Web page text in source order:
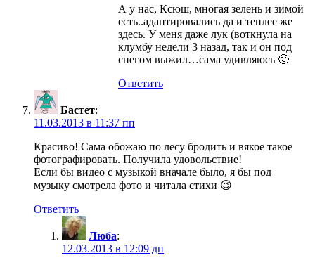
А у нас, Ксюш, многая зелень и зимой
есть..адаптировались да и теплее же
здесь. У меня даже лук (воткнула на
клумбу недели 3 назад, так и он под
снегом выжил…сама удивляюсь 🙂
Ответить
Бастет:
11.03.2013 в 11:37 пп
Красиво! Сама обожаю по лесу бродить и вякое такое
фотографировать. Получила удовольствие!
Если бы видео с музыкой вначале было, я бы под
музыку смотрела фото и читала стихи 😉
Ответить
Люба:
12.03.2013 в 12:09 дп